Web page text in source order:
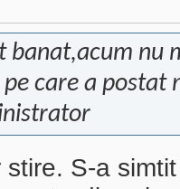
banat,acum nu
care a postat
S-a